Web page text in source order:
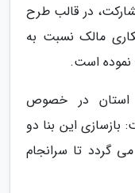
در قالب طرح
مالک نسبت به
نموده است.
استان در خصوص
بازسازی این بنا دو
گردد تا سرانجام